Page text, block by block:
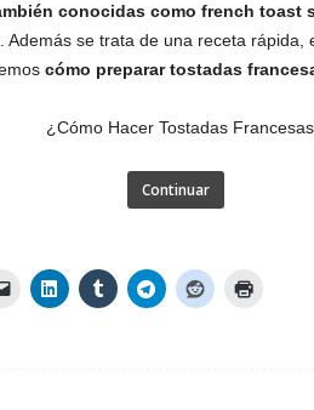
conocidas como french toast
Además se trata de una receta rápida,
cómo preparar tostadas
Continuar